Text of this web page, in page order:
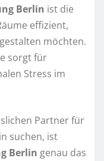
Berlin ist die
effizient,
möchten.
sorgt für
Stress im
Partner für
suchen, ist
Berlin genau das